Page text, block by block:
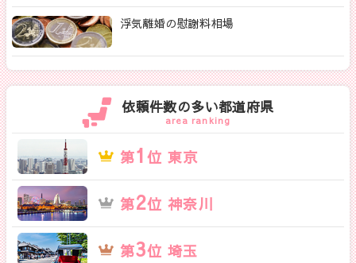
浮気離婚の慰謝料相場
依頼件数の多い都道府県
area ranking
第1 位 東京
第2位 神奈川
第3位 埼玉